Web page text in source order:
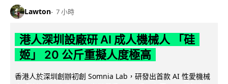
Lawton 7 小時
港人深圳設廠研 AI 成人機械人 「硅
姬」 20 公斤重擬人度極高
香港人於深圳創辦初創 Somnia Lab，研發出首款 AI 性愛機械